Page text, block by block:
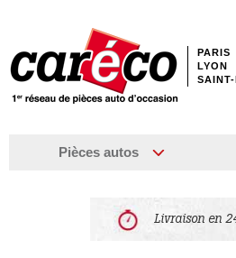
PARIS
LYON
Pièces autos
Livraison en